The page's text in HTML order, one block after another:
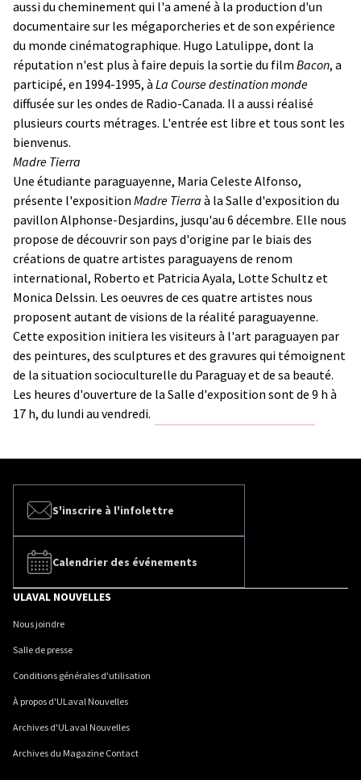
aussi du cheminement qui l'a amené à la production d'un
documentaire sur les mégaporcheries et de son expérience
du monde cinématographique. Hugo Latulippe, dont la
réputation n'est plus à faire depuis la sortie du film Bacon, a
participé, en 1994-1995, à La Course destination monde
diffusée sur les ondes de Radio-Canada. Il a aussi réalisé
plusieurs courts métrages. L'entrée est libre et tous sont les
bienvenus.
Madre Tierra
Une étudiante paraguayenne, Maria Celeste Alfonso,
présente l'exposition Madre Tierra à la Salle d'exposition du
pavillon Alphonse-Desjardins, jusqu'au 6 décembre. Elle nous
propose de découvrir son pays d'origine par le biais des
créations de quatre artistes paraguayens de renom
international, Roberto et Patricia Ayala, Lotte Schultz et
Monica Delssin. Les oeuvres de ces quatre artistes nous
proposent autant de visions de la réalité paraguayenne.
Cette exposition initiera les visiteurs à l'art paraguayen par
des peintures, des sculptures et des gravures qui témoignent
de la situation socioculturelle du Paraguay et de sa beauté.
Les heures d'ouverture de la Salle d'exposition sont de 9 h à
17 h, du lundi au vendredi.
S'inscrire à l'infolettre
Calendrier des événements
ULAVAL NOUVELLES
Nous joindre
Salle de presse
Conditions générales d'utilisation
À propos d'ULaval Nouvelles
Archives d'ULaval Nouvelles
Archives du Magazine Contact